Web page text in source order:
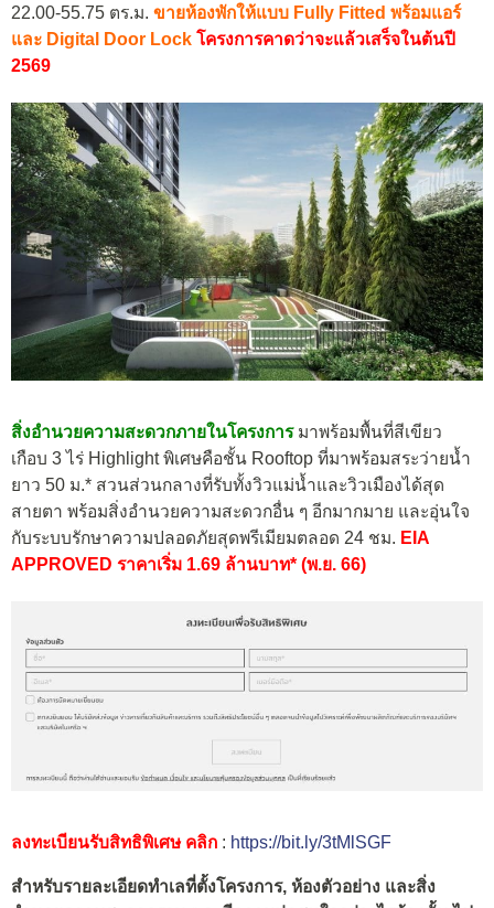
22.00-55.75 ตร.ม. ขายห้องพักให้แบบ Fully Fitted พร้อมแอร์
และ Digital Door Lock โครงการคาดว่าจะแล้วเสร็จในต้นปี
2569
สิ่งอำนวยความสะดวกภายในโครงการมาพร้อมพื้นที่สีเขียว
เกือบ 3 ไร่ Highlight พิเศษคือชั้น Rooftop ที่มาพร้อมสระว่ายน้ำ
ยาว 50 ม.* สวนส่วนกลางที่รับทั้งวิวแม่น้ำและวิวเมืองได้สุด
สายตา พร้อมสิ่งอำนวยความสะดวกอื่น ๆ อีกมากมาย และอุ่นใจ
กับระบบรักษาความปลอดภัยสุดพรีเมียมตลอด 24 ชม. EIA
APPROVED ราคาเริ่ม 1.69 ล้านบาท* (พ.ย. 66)
ลงทะเบียนรับสิทธิพิเศษ คลิก : https://bit.ly/3tMlSGF
สำหรับรายละเอียดทำเลที่ตั้งโครงการ, ห้องตัวอย่าง และสิ่ง